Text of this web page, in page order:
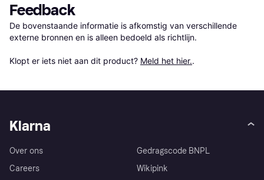
Feedback
De bovenstaande informatie is afkomstig van verschillende
externe bronnen en is alleen bedoeld als richtlijn.
Klopt er iets niet aan dit product? Meld het hier..
Klarna
Over ons
Careers
Gedragscode BNPL
Wikipink